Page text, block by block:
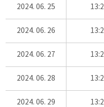
2024. 06. 25
2024. 06. 26
2024. 06. 27
2024. 06. 28
2024. 06. 29